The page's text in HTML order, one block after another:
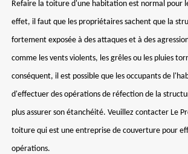
Refaire la toiture d'une habitation est normal pour
effet, il faut que les propriétaires sachent que la
fortement exposée à des attaques et à des
comme les vents violents, les grêles ou les pluies
conséquent, il est possible que les occupants de
d'effectuer des opérations de réfection de la
plus assurer son étanchéité. Veuillez contacter Le
toiture qui est une entreprise de couverture pour
opérations.